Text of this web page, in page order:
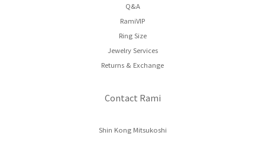
Q&A
RamiVIP
Ring Size
Jewelry Services
Returns & Exchange
Contact Rami
Shin Kong Mitsukoshi